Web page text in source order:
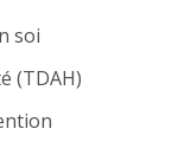
soi
(TDAH)